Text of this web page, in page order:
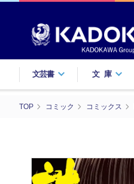
文芸書 文庫
TOP コミック コミックス